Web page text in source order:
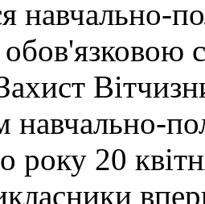
навчально-
навчально-
року 20